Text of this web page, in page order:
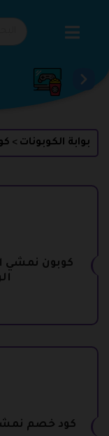
بوابة الكوبونات >
كوبون نمشي
كود خصم